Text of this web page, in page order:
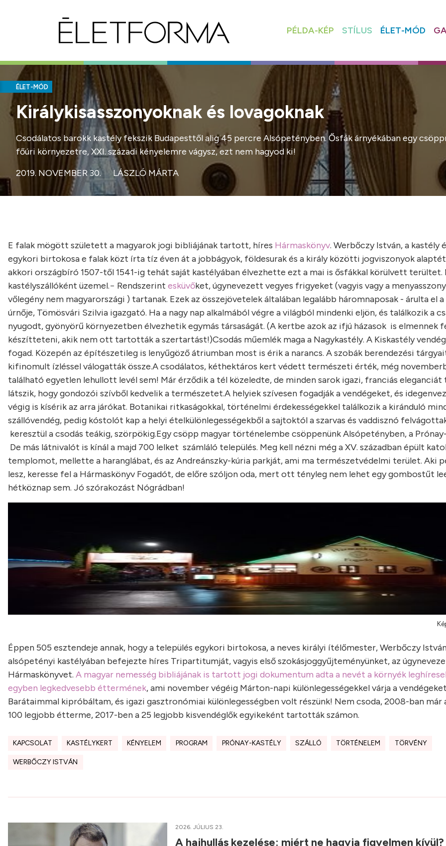
PÉLDA-KÉP STÍLUS ÉLET-MÓD
ÉLET-MÓD
Királykisasszonyoknak és lovagoknak
Csodálatos barokk kastély fekszik Budapesttől alig 45 percre Alsópetényben. Ősfák árnyékában egy
főúri környezetre, XXI. századi kényelemre vágysz, ezt nem hagyod ki!
2019. NOVEMBER 30.
LÁSZLÓ MÁRTA
E falak mögött született a magyarok jogi bibliájának tartott, híres Hármaskönyv. Werbőczy István, a kastély
egykori birtokosa e falak közt írta tíz éven át a jobbágyok, földesurak és a király közötti jogviszonyok
akkori országbíró 1507-től 1541-ig tehát saját kastélyában élvezhette ezt a mai is ősfákkal körülvett terültet.
kastélyszállóként üzemel.− Rendszerint esküvőket, úgynevezett vegyes frigyeket (vagyis vagy a
vőlegény nem magyarországi ) tartanak. Ezek az összejövetelek általában legalább háromnaposak - árulta el
úrnője, Tömösvári Szilvia igazgató. Ha a nagy nap alkalmából végre a világból mindenki eljön, és találkozik a
nyugodt, gyönyörű környezetben élvezhetik egymás társaságát. (A kertbe azok az ifjú házasok is elmennek
készítteteni, akik nem ott tartották a szertartást!)Csodás műemlék maga a Nagykastély. A Kiskastély
fogad. Közepén az építészetileg is lenyűgöző átriumban most is érik a narancs. A szobák berendezési
kifinomult ízléssel válogatták össze.A csodálatos, kéthektáros kert védett természeti érték, még
található egyetlen lehullott levél sem! Már érződik a tél közeledte, de minden sarok igazi, franciás eleganciát
látszik, hogy gondozói szívből kedvelik a természetet.A helyiek szívesen fogadják a vendégeket, és
végig is kísérik az arra járókat. Botanikai ritkaságokkal, történelmi érdekességekkel találkozik a kiránduló
szállóvendég, pedig kóstolót kap a helyi ételkülönlegességekből a sajtoktól a szarvas és vaddisznó
keresztül a csodás teákig, szörpökig.Egy csöpp magyar történelembe csöppenünk Alsópetényben, a
De más látnivalót is kínál a majd 700 lelket számláló település. Meg kell nézni még a XV. században épült
templomot, mellette a haranglábat, és az Andreánszky-kúria parkját, ami ma természetvédelmi terület. Aki
lesz, keresse fel a Hármaskönyv Fogadót, de előre szóljon oda, mert ott tényleg nem lehet egy gombostűt
hétköznap sem. Jó szórakozást Nógrádban!
Éppen 505 esztendeje annak, hogy a település egykori birtokosa, a neves királyi ítélőmester, Werbőczy
alsópetényi kastélyában befejezte híres Tripartitumját, vagyis első szokásjoggyűjteményünket, az
Hármaskönyvet. A magyar nemesség bibliájának is tartott jogi dokumentum adta a nevét a környék
egyben legkedvesebb éttermének, ami november végéig Márton-napi különlegességekkel várja a
Barátaimmal kipróbáltam, és igazi gasztronómiai különlegességben volt részünk! Nem csoda, 2008-ban már
100 legjobb étterme, 2017-ben a 25 legjobb kisvendéglők egyikeként tartották számon.
KAPCSOLAT KASTÉLYKERT KÉNYELEM PROGRAM PRÓNAY-KASTÉLY SZÁLLÓ TÖRTÉNELEM TÖRVÉNY
WERBŐCZY ISTVÁN
2026. JÚLIUS 23.
A hajhullás kezelése: miért ne hagyja figyelmen kívül?